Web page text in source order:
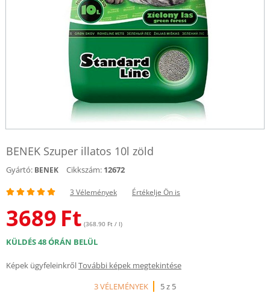
BENEK Szuper illatos 10l zöld
Gyártó: BENEK Cikkszám: 12672
3 Vélemények Értékelje Ön is
3689 Ft (368.90 Ft / l)
KÜLDÉS 48 ÓRÁN BELÜL
Képek ügyfeleinkrőlTovábbi képek megtekintése
3 VÉLEMÉNYEK
5 z 5